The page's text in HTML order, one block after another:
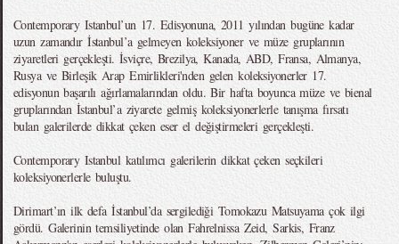
Contemporary Istanbul’un 17. Edisyonuna, 2011 yılından bugüne kadar
uzun zamandır İstanbul’a gelmeyen koleksiyoner ve müze gruplarının
ziyaretleri gerçekleşti. İsviçre, Brezilya, Kanada, ABD, Fransa, Almanya,
Rusya ve Birleşik Arap Emirlikleri'nden gelen koleksiyonerler 17.
edisyonun başarılı ağırlamalarından oldu. Bir hafta boyunca müze ve bienal
gruplarından İstanbul’a ziyarete gelmiş koleksiyonerlerle tanışma fırsatı
bulan galerilerde dikkat çeken eser el değiştirmeleri gerçekleşti.
Contemporary Istanbul katılımcı galerilerin dikkat çeken seçkileri
koleksiyonerlerle buluştu.
Dirimart’ın ilk defa İstanbul’da sergilediği Tomokazu Matsuyama çok ilgi
gördü. Galerinin temsiliyetinde olan Fahrelnissa Zeid, Sarkis, Franz